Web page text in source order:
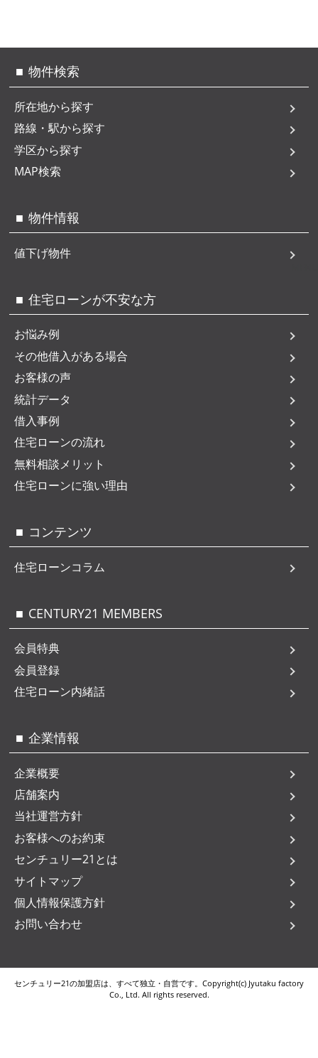
物件検索
所在地から探す
路線・駅から探す
学区から探す
MAP検索
物件情報
値下げ物件
住宅ローンが不安な方
お悩み例
その他借入がある場合
お客様の声
統計データ
借入事例
住宅ローンの流れ
無料相談メリット
住宅ローンに強い理由
コンテンツ
住宅ローンコラム
CENTURY21 MEMBERS
会員特典
会員登録
住宅ローン内緒話
企業情報
企業概要
店舗案内
当社運営方針
お客様へのお約束
センチュリー21とは
サイトマップ
個人情報保護方針
お問い合わせ
センチュリー21の加盟店は、すべて独立・自営です。Copyright(c) Jyutaku factory
Co., Ltd. All rights reserved.